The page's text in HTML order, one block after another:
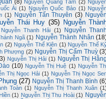
Nguyễn Quang Tâm (2)
Ái (1) Nguyễn Quốc Bảo (1)
(1) Nguyễn Tấn Thuyên (3)
Thái Huy (35) Nguyễn
Nguyễn Thanh Hải (1)
Nguyễn
Ngã (1) Nguyễn Thành Nhân
(2) Nguyễn Thế Kiên (1) Nguyễn Thế
Phượng (2) Nguyễn Thị Cẩm Thuỳ
Nguyễn Thị Hải (1) Nguyễn Thị
(10) Nguyễn Thị Huệ (1) Nguyễn
Thị Ngọc Hải (1) Nguyễn Thị Ngọc
(27) Nguyễn Thị Thanh Bình
Toàn (1) Nguyễn Thị Thanh Xuân
(1) Nguyễn Thị Thu Hoài (1)